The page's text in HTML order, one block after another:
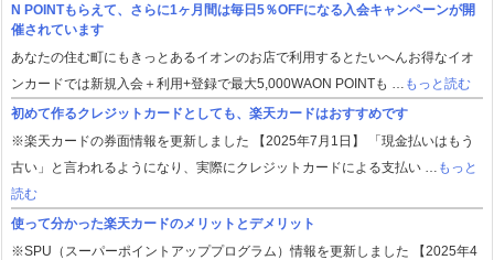
N POINTもらえて、さらに1ヶ月間は毎日5％OFFになる入会キャンペーンが開
催されています
あなたの住む町にもきっとあるイオンのお店で利用するとたいへんお得なイオ
ンカードでは新規入会＋利用+登録で最大5,000WAON POINTも …
もっと読む
初めて作るクレジットカードとしても、楽天カードはおすすめです
※楽天カードの券面情報を更新しました 【2025年7月1日】 「現金払いはもう
古い」と言われるようになり、実際にクレジットカードによる支払い …
もっと
読む
使って分かった楽天カードのメリットとデメリット
※SPU（スーパーポイントアッププログラム）情報を更新しました 【2025年4